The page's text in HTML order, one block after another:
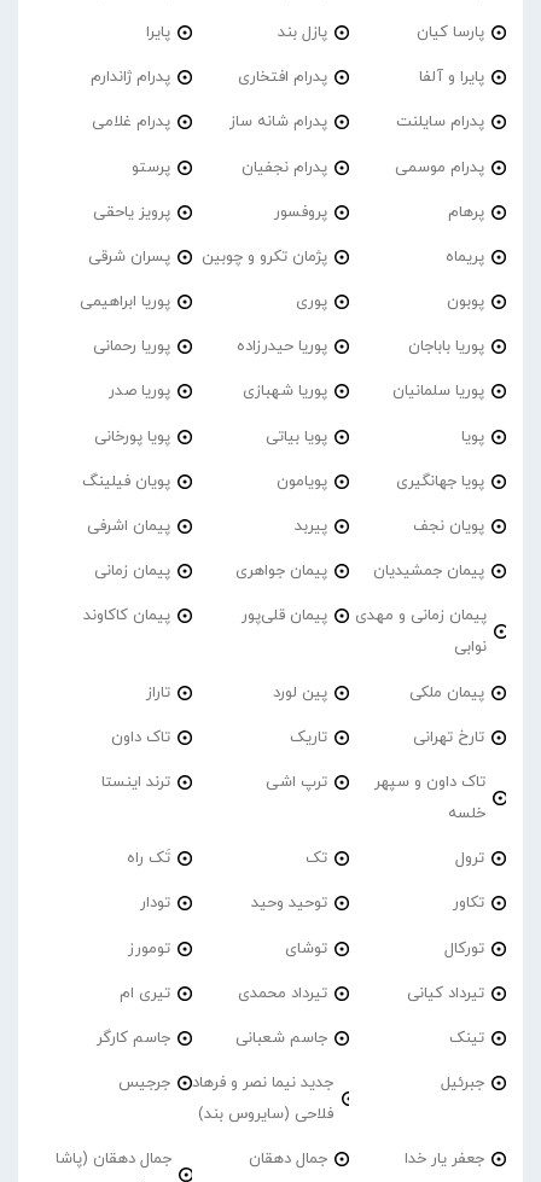
پارسا کیان پازل بند پایرا
پایرا و آلفا پدرام افتخاری پدرام ژاندارم
پدرام‌ سایلنت پدرام شانه ساز پدرام غلامی
پدرام موسمی پدرام نجفیان پرستو
پرهام پروفسور پرویز یاحقی
پریماه پژمان تکرو و چوبین پسران شرقی
پوبون پوری پوریا ابراهیمی
پوریا باباجان پوریا حیدرزاده پوریا رحمانی
پوریا سلمانیان پوریا شهبازی پوریا صدر
پویا پویا بیاتی پویا پورخانی
پویا جهانگیری پویامون پویان فیلینگ
پویان نجف پیربد پیمان اشرفی
پیمان جمشیدیان پیمان جواهری پیمان زمانی
پیمان زمانی و مهدی
نوابی
پیمان قلی‌پور پیمان کاکاوند
پیمان ملکی پین لورد تاراز
تارخ تهرانی تاریک تاک داون
تاک داون و سپهر
خلسه
ترپ اشی ترند اینستا
ترول تک تَک راه
تکاور توحید وحید تودار
تورکال توشای تومورز
تیرداد کیانی تیرداد محمدی تیری ام
تینک جاسم شعبانی جاسم کارگر
جبرئیل
جدید نیما نصر و فرهاد
فلاحی (سایروس بند)
جرجیس
جعفر یار خدا جمال دهقان
جمال دهقان (پاشا